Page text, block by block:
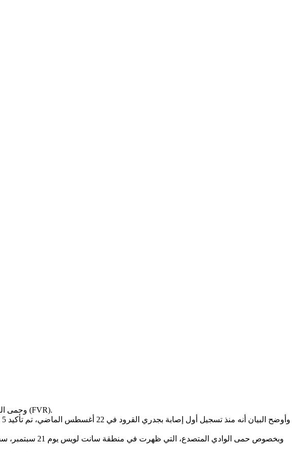
أعلنت وزارة الصحة السنغالية أن البلاد تواجه حالياً وباءين متزامنين يتمثلان في جدري القرود (Mpox) وحمى الوادي المتصدع (FVR).